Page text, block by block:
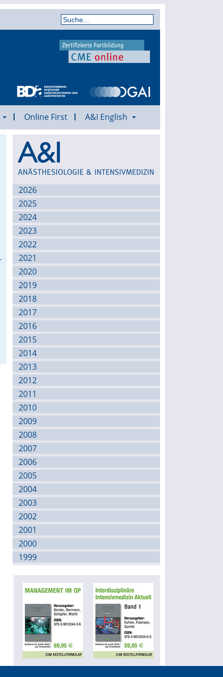
Online First A&I English
Archiv
2026
2025
2024
2023
2022
2021
2020
2019
2018
2017
2016
2015
2014
2013
2012
2011
2010
2009
2008
2007
2006
2005
2004
2003
2002
2001
2000
1999